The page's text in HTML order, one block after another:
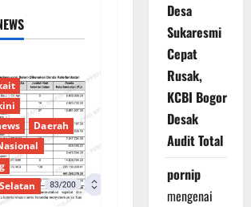
Daerah
Desa
Sukaresmi
Cepat
Rusak,
KCBI Bogor
Desak
Audit Total
pornip
mengenai